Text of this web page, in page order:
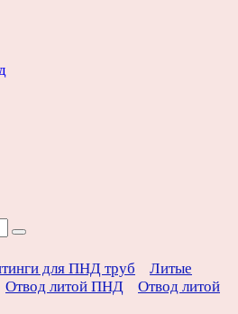
для ПНД труб
Литые
Отвод литой ПНД
Отвод литой